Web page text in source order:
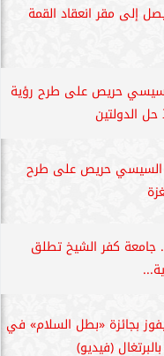
إلى مقر انعقاد القمة
حريص على طرح رؤية
الدولتين
السيسي حريص على طرح
جامعة كفر الشيخ تطلق
بجائزة «بطل السلام» في
(فيديو)